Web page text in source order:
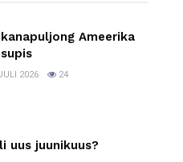
Ameerika
2026 24
uus juunikuus?